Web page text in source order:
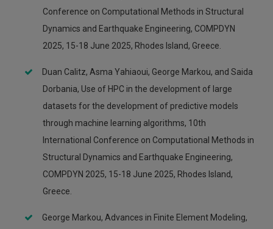
Conference on Computational Methods in Structural
Dynamics and Earthquake Engineering, COMPDYN
2025, 15-18 June 2025, Rhodes Island, Greece.
Duan Calitz, Asma Yahiaoui, George Markou, and Saida
Dorbania, Use of HPC in the development of large
datasets for the development of predictive models
through machine learning algorithms, 10th
International Conference on Computational Methods in
Structural Dynamics and Earthquake Engineering,
COMPDYN 2025, 15-18 June 2025, Rhodes Island,
Greece.
George Markou, Advances in Finite Element Modeling,